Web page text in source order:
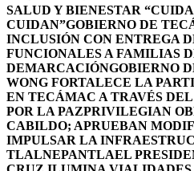
SALUD Y BIENESTAR
CUIDAN”GOBIERNO DE
INCLUSIÓN CON ENTREGA
FUNCIONALES A FAMILIAS
DEMARCACIÓNGOBIERNO
WONG FORTALECE LA
EN TECÁMAC A TRAVÉS
POR LA PAZPRIVILEGIAN
CABILDO; APRUEBAN
IMPULSAR LA
TLALNEPANTLAEL